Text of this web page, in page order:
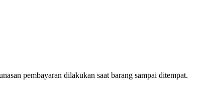
pembayaran dilakukan saat barang sampai ditempat.